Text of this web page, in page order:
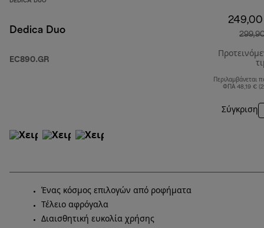
DEDICA DUO
Dedica Duo
EC890.GR
Περιλαμβάνεται
ΦΠΑ 48,19 €
Σύγκριση
Ένας κόσμος επιλογών από ροφήματα
Τέλειο αφρόγαλα
Διαισθητική ευκολία χρήσης